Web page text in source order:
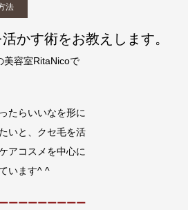
法
かす術をお教えします。
美容室RitaNicoで
たらいいなを形に
いと、クセ毛を活
アコスメを中心に
います^ ^
ーーーーーーーー